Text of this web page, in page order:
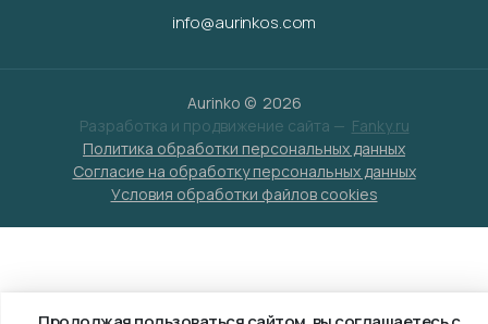
info@aurinkos.com
Aurinko © 2026
Разработка и продвижение сайта — Fanky.ru
Политика обработки персональных данных
Согласие на обработку персональных данных
Условия обработки файлов cookies